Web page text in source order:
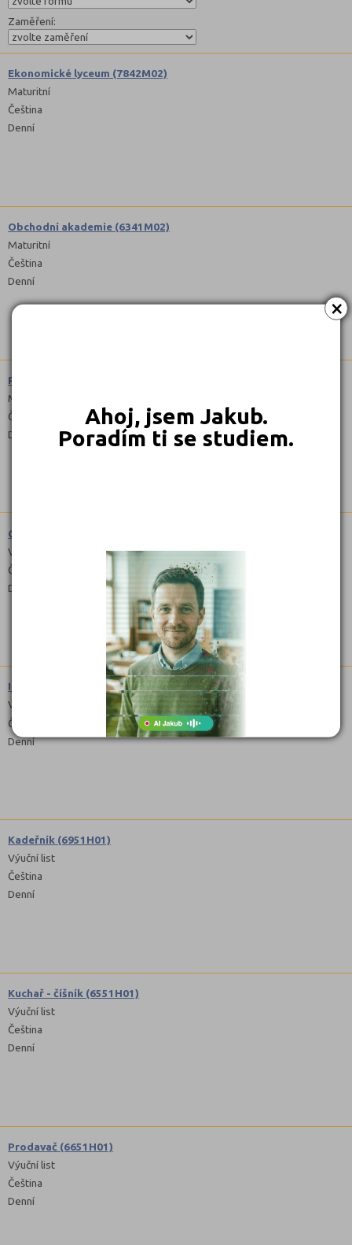
×
Ahoj, jsem Jakub.
Poradím ti se studiem.
Zaměření:
Ekonomické lyceum (7842M02)
Maturitní
Čeština
Denní
Obchodní akademie (6341M02)
Maturitní
Čeština
Denní
Podnikání (6441L51)
Maturitní
Čeština
Denní, Dálkové
Cukrář (2954H01)
Výuční list
Čeština
Denní
Instalatér (3652H01)
Výuční list
Čeština
Denní
Kadeřník (6951H01)
Výuční list
Čeština
Denní
Kuchař - číšník (6551H01)
Výuční list
Čeština
Denní
Prodavač (6651H01)
Výuční list
Čeština
Denní